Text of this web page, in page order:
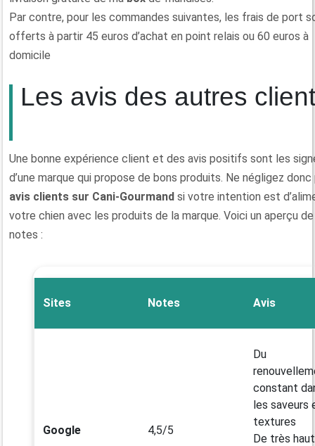
Par contre, pour les commandes suivantes, les frais de port
offerts à partir 45 euros d’achat en point relais ou 60 euros à
domicile
Les avis des autres
Une bonne expérience client et des avis positifs sont les
d’une marque qui propose de bons produits. Ne négligez donc
avis clients sur Cani-Gourmand si votre intention est
votre chien avec les produits de la marque. Voici un aperçu
notes :
Sites Notes Avis
Google 4,5/5
Du
constant
les saveurs
textures
De très